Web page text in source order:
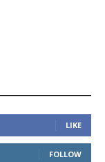
LIKE
FOLLOW